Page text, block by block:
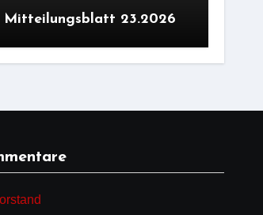
Mitteilungsblatt 23.2026